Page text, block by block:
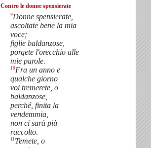
Contro le donne spensierate
9Donne spensierate,
ascoltate bene la mia
voce;
figlie baldanzose,
porgete l'orecchio alle
mie parole.
10Fra un anno e
qualche giorno
voi tremerete, o
baldanzose,
perché, finita la
vendemmia,
non ci sarà più
raccolto.
11 Temete, o